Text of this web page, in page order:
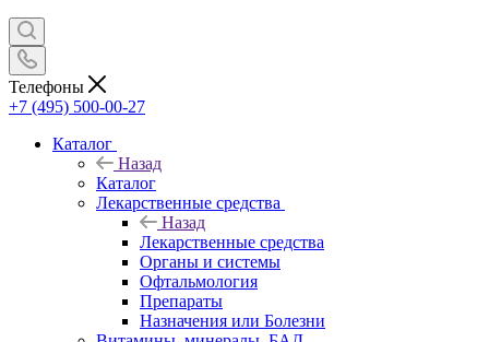
Телефоны
+7 (495) 500-00-27
Каталог
Назад
Каталог
Лекарственные средства
Назад
Лекарственные средства
Органы и системы
Офтальмология
Препараты
Назначения или Болезни